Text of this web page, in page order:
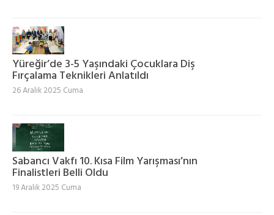
Yüreğir’de 3-5 Yaşındaki Çocuklara Diş
Fırçalama Teknikleri Anlatıldı
26 Aralık 2025 Cuma
Sabancı Vakfı 10. Kısa Film Yarışması’nın
Finalistleri Belli Oldu
19 Aralık 2025 Cuma